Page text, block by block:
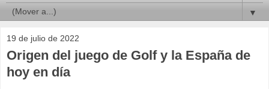
▼
19 de julio de 2022
Origen del juego de Golf y la España de
hoy en día